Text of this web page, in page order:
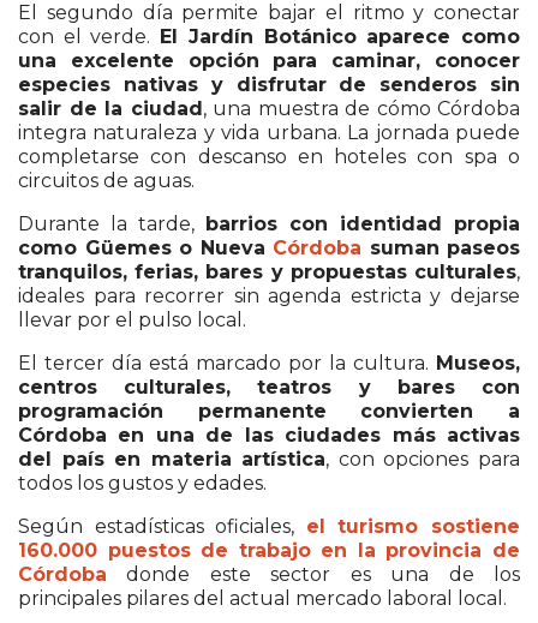
El segundo día permite bajar el ritmo y conectar
con el verde. El Jardín Botánico aparece como
una excelente opción para caminar, conocer
especies nativas y disfrutar de senderos sin
salir de la ciudad, una muestra de cómo Córdoba
integra naturaleza y vida urbana. La jornada puede
completarse con descanso en hoteles con spa o
circuitos de aguas.
Durante la tarde, barrios con identidad propia
como Güemes o Nueva Córdoba suman paseos
tranquilos, ferias, bares y propuestas culturales,
ideales para recorrer sin agenda estricta y dejarse
llevar por el pulso local.
El tercer día está marcado por la cultura. Museos,
centros culturales, teatros y bares con
programación permanente convierten a
Córdoba en una de las ciudades más activas
del país en materia artística, con opciones para
todos los gustos y edades.
Según estadísticas oficiales, el turismo sostiene
160.000 puestos de trabajo en la provincia de
Córdoba donde este sector es una de los
principales pilares del actual mercado laboral local.